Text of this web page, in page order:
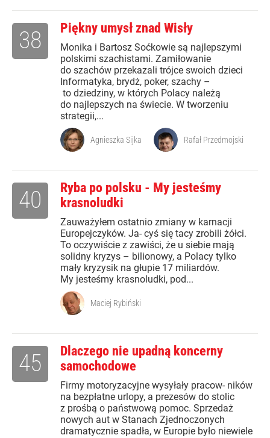
Piękny umysł znad Wisły
Monika i Bartosz Soćkowie są najlepszymi
polskimi szachistami. Zamiłowanie
do szachów przekazali trójce swoich dzieci
Informatyka, brydż, poker, szachy –
to dziedziny, w których Polacy należą
do najlepszych na świecie. W tworzeniu
strategii,...
38
Agnieszka Sijka Rafał Przedmojski
Ryba po polsku - My jesteśmy
krasnoludki
Zauważyłem ostatnio zmiany w karnacji
Europejczyków. Ja- cyś się tacy zrobili żółci.
To oczywiście z zawiści, że u siebie mają
solidny kryzys – bilionowy, a Polacy tylko
mały kryzysik na głupie 17 miliardów.
My jesteśmy krasnoludki, pod...
40
Maciej Rybiński
Dlaczego nie upadną koncerny
samochodowe
Firmy motoryzacyjne wysyłały pracow- ników
na bezpłatne urlopy, a prezesów do stolic
z prośbą o państwową pomoc. Sprzedaż
nowych aut w Stanach Zjednoczonych
dramatycznie spadła, w Europie było niewiele
45